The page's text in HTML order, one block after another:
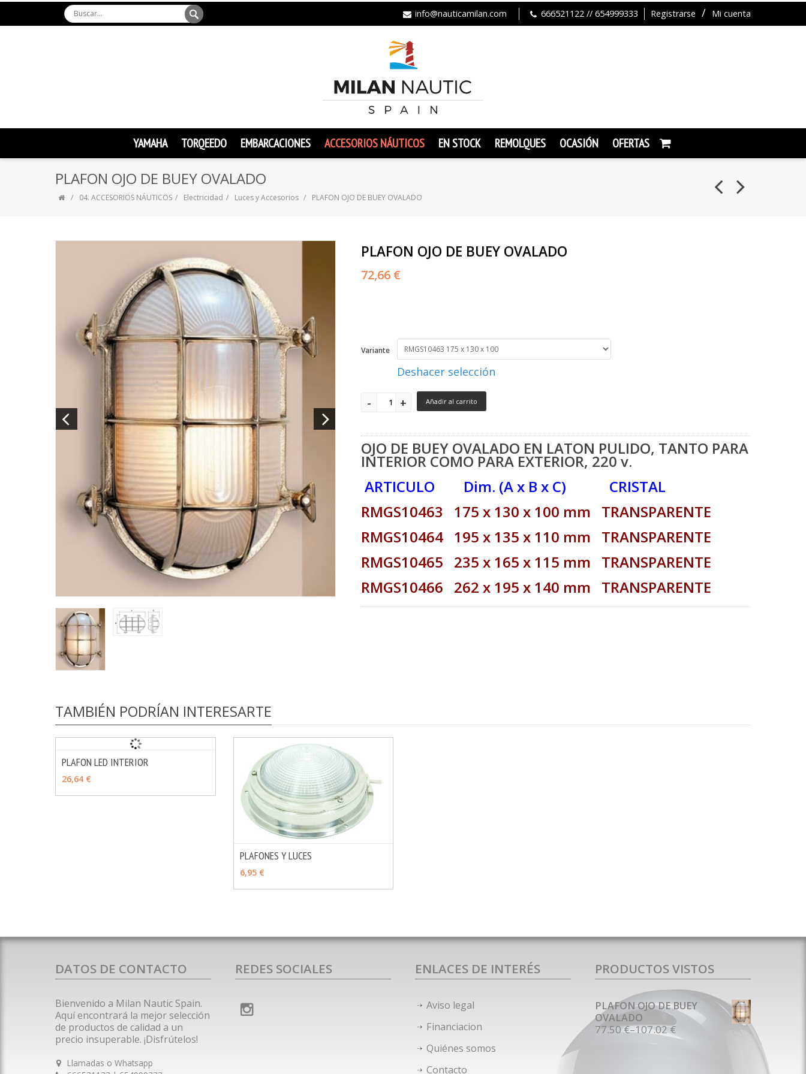
Registrarse Mi cuenta
info@nauticamilan.com 666521122 // 654999333
YAMAHA TORQEEDO EMBARCACIONES ACCESORIOS NÁUTICOS EN STOCK REMOLQUES OCASIÓN OFERTAS
PLAFON OJO DE BUEY OVALADO
04. ACCESORIOS NÁUTICOS Electricidad Luces y Accesorios PLAFON OJO DE BUEY OVALADO
PLAFON OJO DE BUEY OVALADO
72,66 €
Variante
Deshacer selección
Añadir al carrito
OJO DE BUEY OVALADO EN LATON PULIDO, TANTO PARA
INTERIOR COMO PARA EXTERIOR, 220 v.
ARTICULO Dim. (A x B x C) CRISTAL
RMGS10463 175 x 130 x 100 mm TRANSPARENTE
RMGS10464 195 x 135 x 110 mm TRANSPARENTE
RMGS10465 235 x 165 x 115 mm TRANSPARENTE
RMGS10466 262 x 195 x 140 mm TRANSPARENTE
TAMBIÉN PODRÍAN INTERESARTE
PLAFON LED INTERIOR
26,64 €
PLAFONES Y LUCES
6,95 €
DATOS DE CONTACTO
Bienvenido a Milan Nautic Spain.
Aquí encontrará la mejor selección
de productos de calidad a un
precio insuperable. ¡Disfrútelos!
Llamadas o Whatsapp
REDES SOCIALES ENLACES DE INTERÉS
Aviso legal
Financiacion
Quiénes somos
Contacto
PRODUCTOS VISTOS
PLAFON OJO DE BUEY
OVALADO
77.50 €–107.02 €